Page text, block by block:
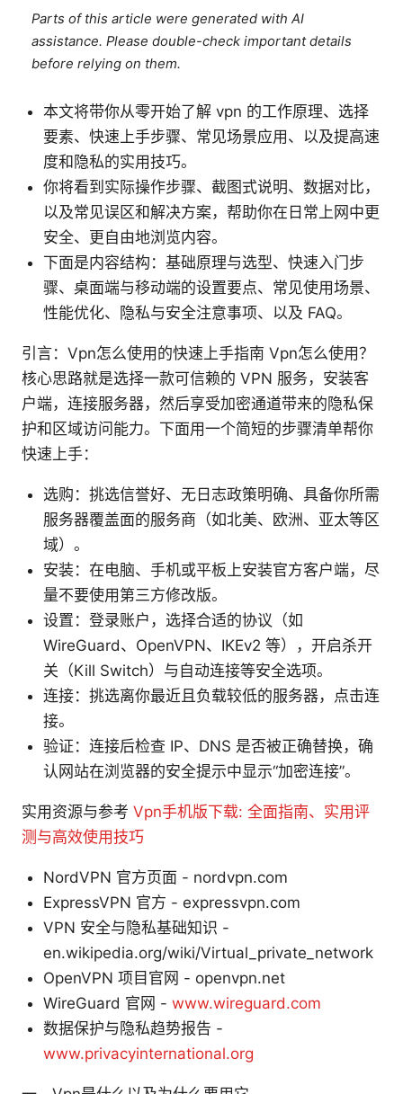
Parts of this article were generated with AI
assistance. Please double-check important details
before relying on them.
本文将带你从零开始了解 vpn 的工作原理、选择
要素、快速上手步骤、常见场景应用、以及提高速
度和隐私的实用技巧。
你将看到实际操作步骤、截图式说明、数据对比，
以及常见误区和解决方案，帮助你在日常上网中更
安全、更自由地浏览内容。
下面是内容结构：基础原理与选型、快速入门步
骤、桌面端与移动端的设置要点、常见使用场景、
性能优化、隐私与安全注意事项、以及 FAQ。
引言：Vpn怎么使用的快速上手指南 Vpn怎么使用？
核心思路就是选择一款可信赖的 VPN 服务，安装客
户端，连接服务器，然后享受加密通道带来的隐私保
护和区域访问能力。下面用一个简短的步骤清单帮你
快速上手：
选购：挑选信誉好、无日志政策明确、具备你所需
服务器覆盖面的服务商（如北美、欧洲、亚太等区
域）。
安装：在电脑、手机或平板上安装官方客户端，尽
量不要使用第三方修改版。
设置：登录账户，选择合适的协议（如
WireGuard、OpenVPN、IKEv2 等），开启杀开
关（Kill Switch）与自动连接等安全选项。
连接：挑选离你最近且负载较低的服务器，点击连
接。
验证：连接后检查 IP、DNS 是否被正确替换，确
认网站在浏览器的安全提示中显示“加密连接”。
实用资源与参考 Vpn手机版下载: 全面指南、实用评
测与高效使用技巧
NordVPN 官方页面 - nordvpn.com
ExpressVPN 官方 - expressvpn.com
VPN 安全与隐私基础知识 -
en.wikipedia.org/wiki/Virtual_private_network
OpenVPN 项目官网 - openvpn.net
WireGuard 官网 - www.wireguard.com
数据保护与隐私趋势报告 -
www.privacyinternational.org